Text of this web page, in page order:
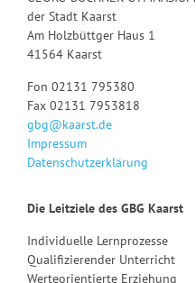
der Stadt Kaarst
Am Holzbüttger Haus 1
41564 Kaarst
Fon 02131 795380
Fax 02131 7953818
gbg@kaarst.de
Impressum
Datenschutzerklärung
Die Leitziele des GBG Kaarst
Individuelle Lernprozesse
Qualifizierender Unterricht
Werteorientierte Erziehung